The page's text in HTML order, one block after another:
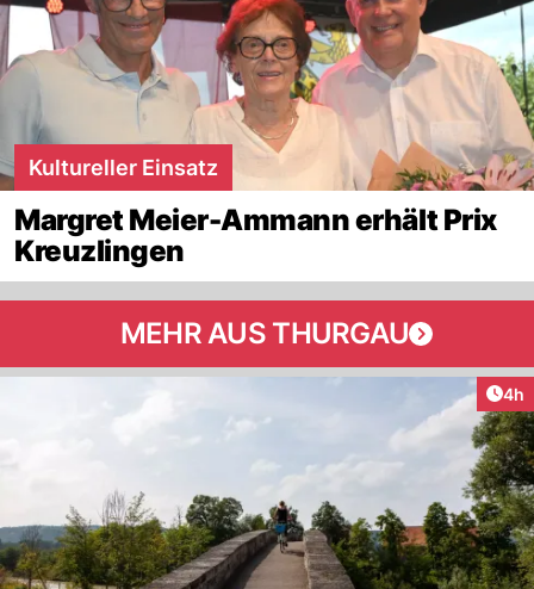
Kultureller Einsatz
Margret Meier-Ammann erhält Prix
Kreuzlingen
MEHR AUS THURGAU
4h